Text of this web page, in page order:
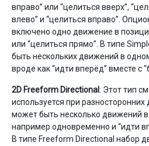
вправо” или “целиться вверх”,
влево” и “целиться вправо”.
включено одно движение в
или “целиться прямо”. В типе
быть нескольких движений в
вроде как “идти вперёд” вместе с
2D Freeform Directional: Этот тип
используется при
может быть несколько движений
например одновременно и “идти
В типе Freeform Directional набор